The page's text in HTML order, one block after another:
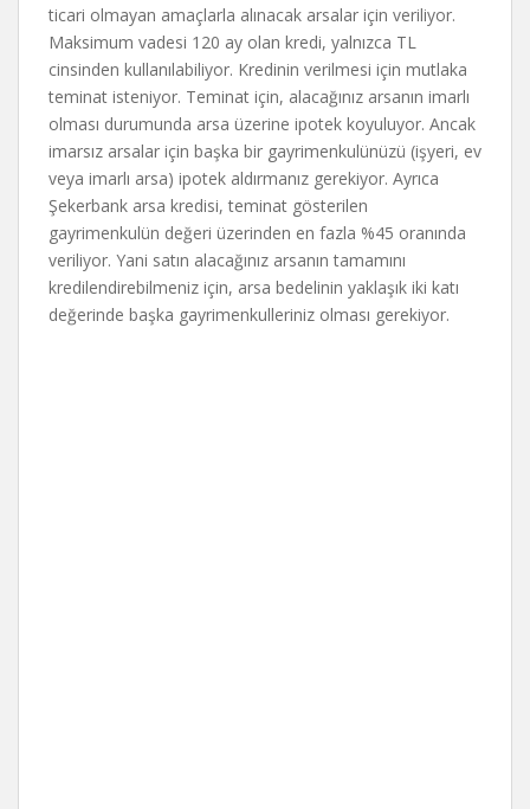
ticari olmayan amaçlarla alınacak arsalar için veriliyor.
Maksimum vadesi 120 ay olan kredi, yalnızca TL
cinsinden kullanılabiliyor. Kredinin verilmesi için mutlaka
teminat isteniyor. Teminat için, alacağınız arsanın imarlı
olması durumunda arsa üzerine ipotek koyuluyor. Ancak
imarsız arsalar için başka bir gayrimenkulünüzü (işyeri, ev
veya imarlı arsa) ipotek aldırmanız gerekiyor. Ayrıca
Şekerbank arsa kredisi, teminat gösterilen
gayrimenkulün değeri üzerinden en fazla %45 oranında
veriliyor. Yani satın alacağınız arsanın tamamını
kredilendirebilmeniz için, arsa bedelinin yaklaşık iki katı
değerinde başka gayrimenkulleriniz olması gerekiyor.